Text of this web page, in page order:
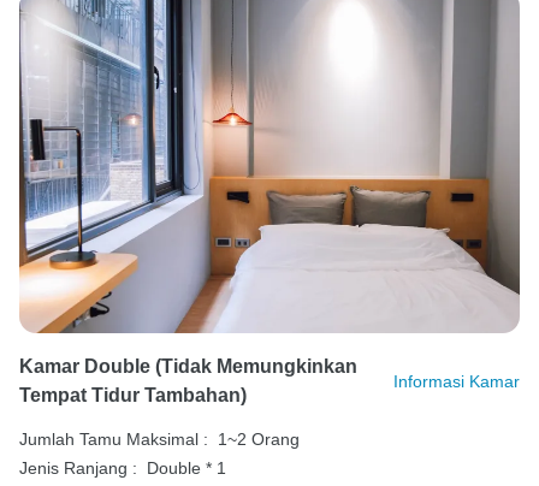
Kamar Double (tidak Memungkinkan
Tempat Tidur Tambahan)
Informasi Kamar
Jumlah Tamu Maksimal :
1~2 Orang
Jenis Ranjang :
Double * 1